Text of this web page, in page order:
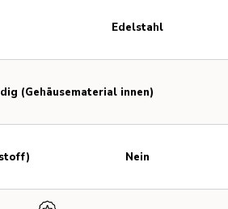
(Gehäusematerial innen)
Edelstahl
Nein